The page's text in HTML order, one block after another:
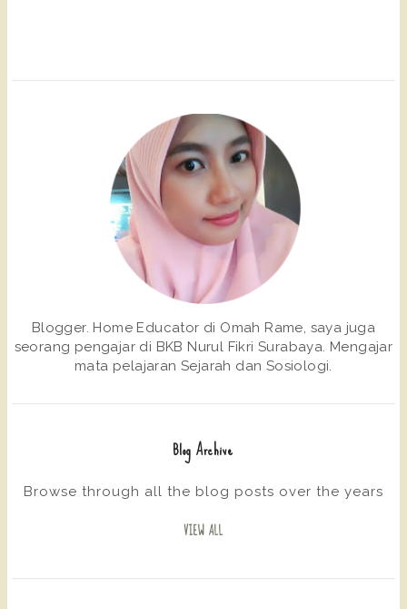
Blogger. Home Educator di Omah Rame, saya juga
seorang pengajar di BKB Nurul Fikri Surabaya. Mengajar
mata pelajaran Sejarah dan Sosiologi.
Blog Archive
Browse through all the blog posts over the years
VIEW ALL